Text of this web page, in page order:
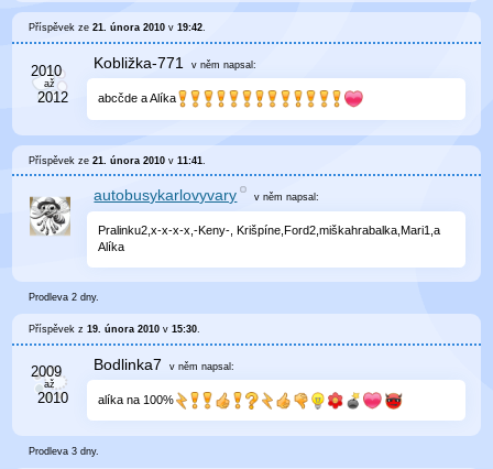
Příspěvek ze21. února 2010 v19:42.
Kobližka-771 v něm napsal:
abcčde a Alíka
Příspěvek ze21. února 2010 v11:41
autobusykarlovyvary v němnapsal:
Pralinku2,x-x-x-x,-Keny-, Krišpíne,Ford2,miškahrabalka,Mari1,a
Alíka
Prodleva 2 dny.
Příspěvek z19. února 2010 v15:30.
Bodlinka7 v něm napsal:
alíka na 100%
Prodleva 3 dny.